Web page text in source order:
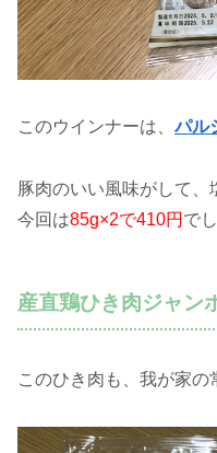
このウインナーは、パル
豚肉のいい風味がして、
今回は85g×2で410円 で
産直鶏ひき肉ジャン
このひき肉も、我が家の